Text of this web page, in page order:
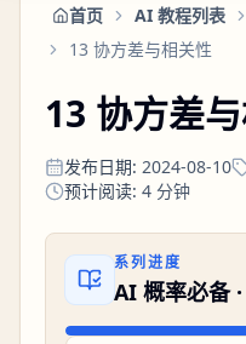
首页 AI 教程列表
13 协方差与相关性
13 协方差
发布日期: 2024-08-10
预计阅读: 4 分钟
系列进度
AI 概率必备